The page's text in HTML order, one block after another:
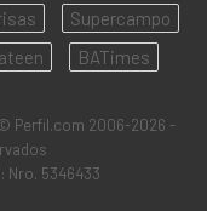
Supercampo
BATimes
Perfil.com 2006-2026 -
Nro. 5346433